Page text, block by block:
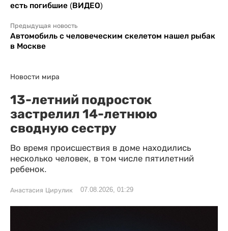
есть погибшие (ВИДЕО)
Предыдущая новость
Автомобиль с человеческим скелетом нашел рыбак
в Москве
Новости мира
13-летний подросток
застрелил 14-летнюю
сводную сестру
Во время происшествия в доме находились
несколько человек, в том числе пятилетний
ребенок.
Анастасия Цирулик 07.08.2026, 01:29